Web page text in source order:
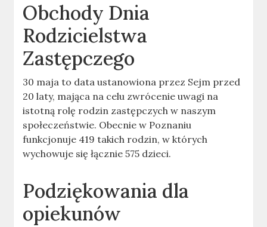
Obchody Dnia
Rodzicielstwa
Zastępczego
30 maja to data ustanowiona przez Sejm przed
20 laty, mająca na celu zwrócenie uwagi na
istotną rolę rodzin zastępczych w naszym
społeczeństwie. Obecnie w Poznaniu
funkcjonuje 419 takich rodzin, w których
wychowuje się łącznie 575 dzieci.
Podziękowania dla
opiekunów